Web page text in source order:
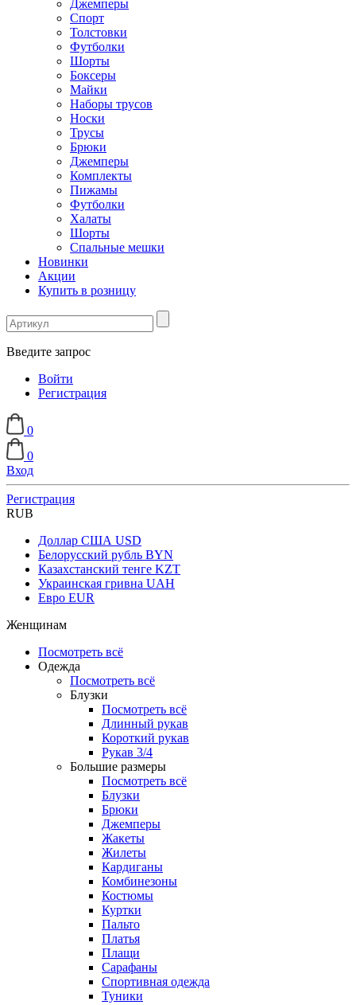
Джемперы
Спорт
Толстовки
Футболки
Шорты
Боксеры
Майки
Наборы трусов
Носки
Трусы
Брюки
Джемперы
Комплекты
Пижамы
Футболки
Халаты
Шорты
Спальные мешки
Новинки
Акции
Купить в розницу
Введите запрос
Войти
Регистрация
0
0
Вход
Регистрация
RUB
Доллар США USD
Белорусский рубль BYN
Казахстанский тенге KZT
Украинская гривна UAH
Евро EUR
Женщинам
Посмотреть всё
Одежда
Посмотреть всё
Блузки
Посмотреть всё
Длинный рукав
Короткий рукав
Рукав 3/4
Большие размеры
Посмотреть всё
Блузки
Брюки
Джемперы
Жакеты
Жилеты
Кардиганы
Комбинезоны
Костюмы
Куртки
Пальто
Платья
Плащи
Сарафаны
Спортивная одежда
Туники